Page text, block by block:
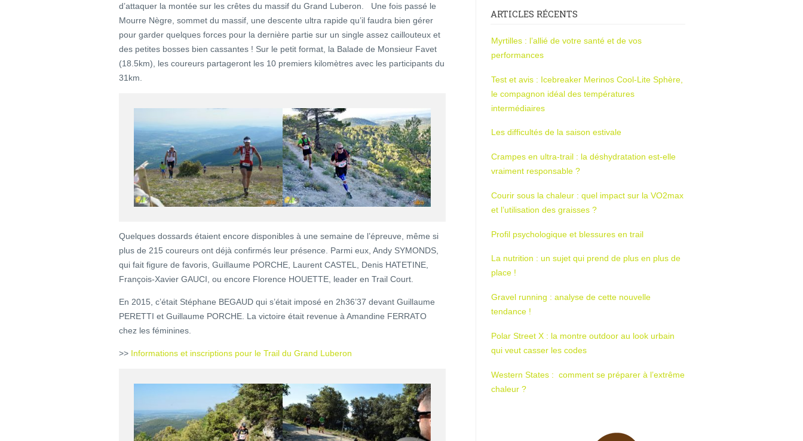
d’attaquer la montée sur les crêtes du massif du Grand Luberon. Une fois passé le
Mourre Nègre, sommet du massif, une descente ultra rapide qu’il faudra bien gérer
pour garder quelques forces pour la dernière partie sur un single assez caillouteux et
des petites bosses bien cassantes ! Sur le petit format, la Balade de Monsieur Favet
(18.5km), les coureurs partageront les 10 premiers kilomètres avec les participants du
31km.
Quelques dossards étaient encore disponibles à une semaine de l’épreuve, même si
plus de 215 coureurs ont déjà confirmés leur présence. Parmi eux, Andy SYMONDS,
qui fait figure de favoris, Guillaume PORCHE, Laurent CASTEL, Denis HATETINE,
François-Xavier GAUCI, ou encore Florence HOUETTE, leader en Trail Court.
En 2015, c’était Stéphane BEGAUD qui s’était imposé en 2h36’37 devant Guillaume
PERETTI et Guillaume PORCHE. La victoire était revenue à Amandine FERRATO
chez les féminines.
>> Informations et inscriptions pour le Trail du Grand Luberon
ARTICLES RÉCENTS
Myrtilles : l’allié de votre santé et de vos
performances
Test et avis : Icebreaker Merinos Cool-Lite Sphère,
le compagnon idéal des températures
intermédiaires
Les difficultés de la saison estivale
Crampes en ultra-trail : la déshydratation est-elle
vraiment responsable ?
Courir sous la chaleur : quel impact sur la VO2max
et l’utilisation des graisses ?
Profil psychologique et blessures en trail
La nutrition : un sujet qui prend de plus en plus de
place !
Gravel running : analyse de cette nouvelle
tendance !
Polar Street X : la montre outdoor au look urbain
qui veut casser les codes
Western States : comment se préparer à l’extrême
chaleur ?